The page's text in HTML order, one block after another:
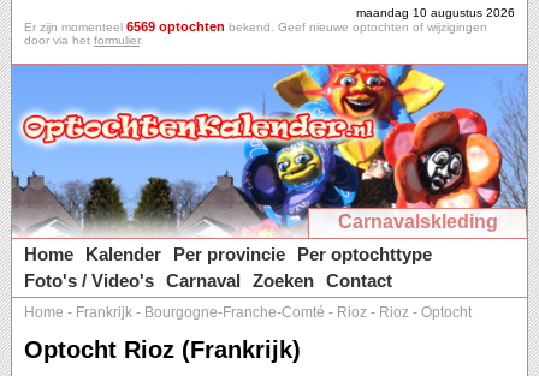
maandag 10 augustus 2026
Er zijn momenteel 6569 optochten bekend. Geef nieuwe optochten of wijzigingen
door via het formulier.
Carnavalskleding
Home
Kalender Per provincie
Per optochttype
Foto's / Video's Carnaval Zoeken Contact
Home - Frankrijk - Bourgogne-Franche-Comté - Rioz - Rioz - Optocht
Optocht Rioz (Frankrijk)